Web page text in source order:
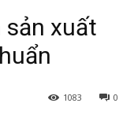
sản xuất
0
1083